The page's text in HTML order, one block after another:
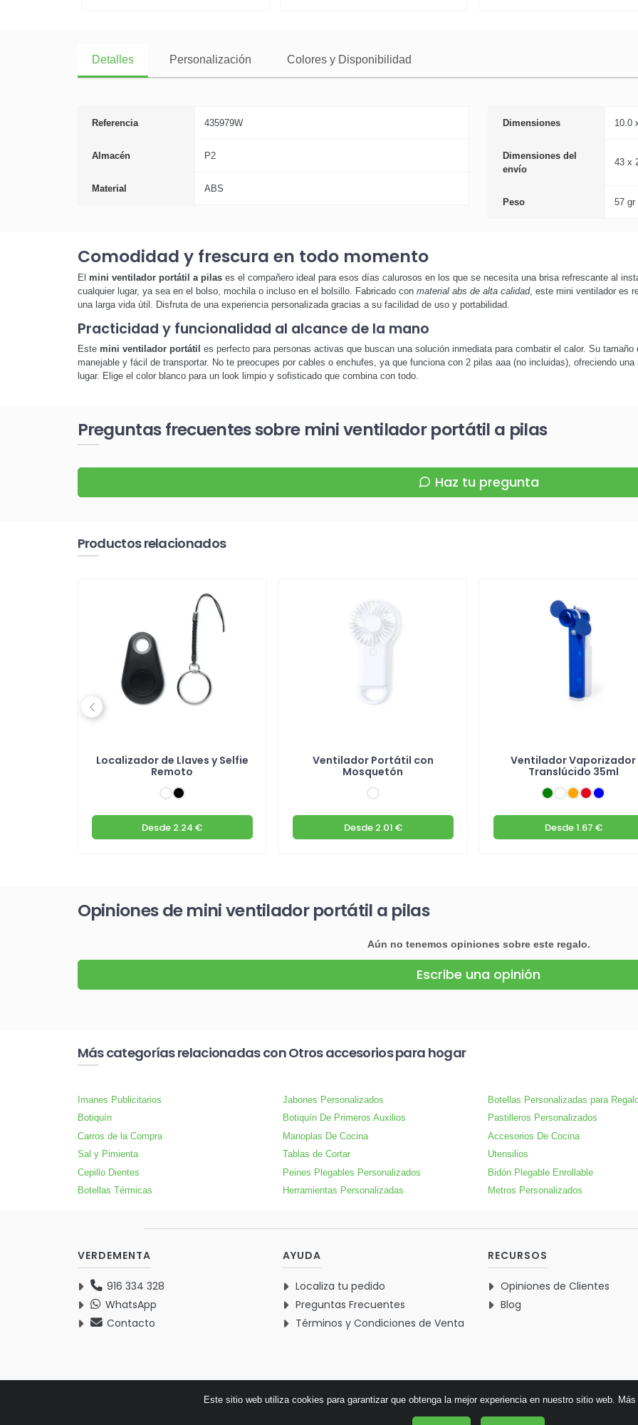
Detalles Personalización Colores y Disponibilidad
Referencia 435979W
Almacén P2
Material ABS
Dimensiones 10.0
Dimensiones del
envío
43 x
Peso 57 gr
Comodidad y frescura en todo momento
El mini ventilador portátil a pilases el compañero ideal para esos días calurosos en los que se necesita una brisa refrescante al
cualquier lugar, ya sea en el bolso, mochila o incluso en el bolsillo. Fabricado con material abs de alta calidad, este mini ventilador es
una larga vida útil. Disfruta de una experiencia personalizada gracias a su facilidad de uso y portabilidad.
Practicidad y funcionalidad al alcance de la mano
Este mini ventilador portátil es perfecto para personas activas que buscan una solución inmediata para combatir el calor. Su tamaño
manejable y fácil de transportar. No te preocupes por cables o enchufes, ya que funciona con 2 pilas aaa (no incluidas), ofreciendo
lugar. Elige el color blanco para un look limpio y sofisticado que combina con todo.
Preguntas frecuentes sobre mini ventilador portátil a pilas
Haz tu pregunta
Productos relacionados
Localizador de Llaves y Selfie
Remoto
Desde 2.24 €
Ventilador Portátil con
Mosquetón
Desde2.01 €
Ventilador Vaporizador
Translúcido 35ml
Desde1.67 €
Previous
Opiniones de mini ventilador portátil a pilas
Aún no tenemos opiniones sobre este regalo.
Escribe una opinión
Más categorías relacionadas con Otros accesorios para hogar
Imanes Publicitarios Jabones Personalizados Botellas Personalizadas para
Botiquín
Botiquín De Primeros Auxilios Pastilleros Personalizados
Carros de la Compra
Manoplas De Cocina Accesorios De Cocina
Sal y Pimienta
Tablas de Cortar Utensilios
Cepillo Dientes
Peines Plegables Personalizados Bidón Plegable Enrollable
Botellas Térmicas
Herramientas Personalizadas Metros Personalizados
VERDEMENTA
916 334 328
WhatsApp
Contacto
AYUDA
Localiza tu pedido
Preguntas Frecuentes
Términos y Condiciones de Venta
RECURSOS
Opiniones de Clientes
Blog
Este sitio web utiliza cookies para garantizar que obtenga la mejor experiencia en nuestro sitio web.